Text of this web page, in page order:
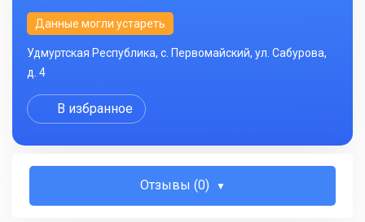
Данные могли устареть
Удмуртская Республика, с. Первомайский, ул. Сабурова,
д. 4
В избранное
Отзывы (0)